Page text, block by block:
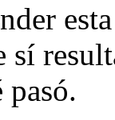
pasó.